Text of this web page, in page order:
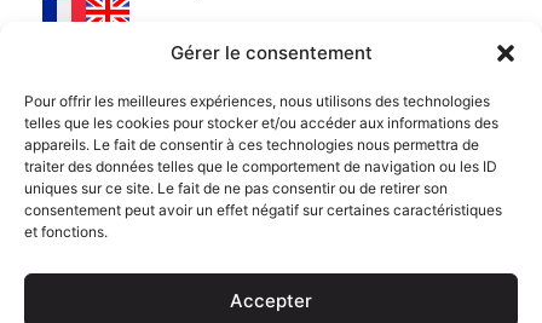
Gérer le consentement
Pour offrir les meilleures expériences, nous utilisons des technologies
telles que les cookies pour stocker et/ou accéder aux informations des
appareils. Le fait de consentir à ces technologies nous permettra de
traiter des données telles que le comportement de navigation ou les ID
uniques sur ce site. Le fait de ne pas consentir ou de retirer son
consentement peut avoir un effet négatif sur certaines caractéristiques
et fonctions.
Accepter
Plan Du Site
Boutique
À Propos
Recettes
Contact
Nous Suivre
Coordonnées
06 85 26 99 59